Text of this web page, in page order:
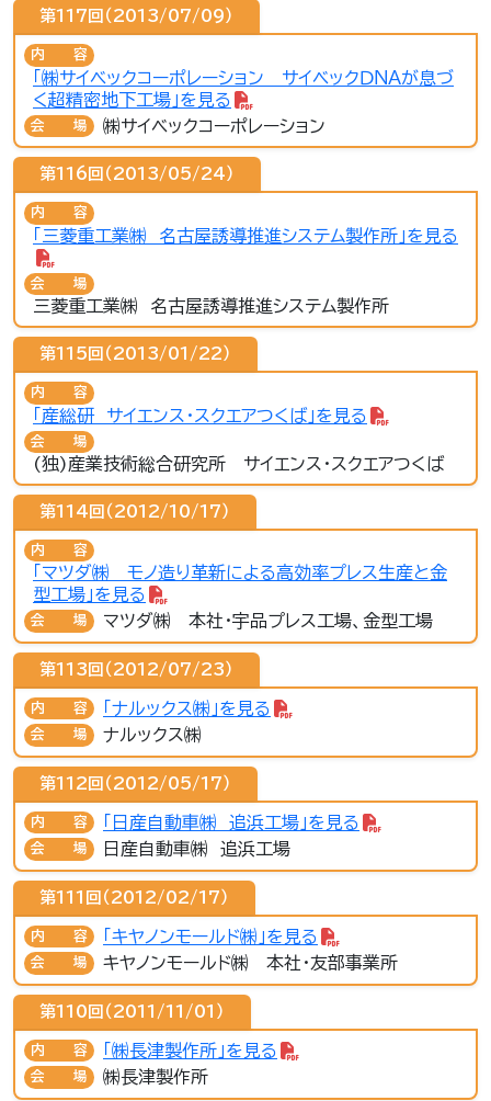
第117回（2013/07/09）
内容
「㈱サイベックコーポレーション サイベックＤＮＡが息づ
く超精密地下工場」を見る
会場 ㈱サイベックコーポレーション
第116回（2013/05/24）
内容
「三菱重工業㈱ 名古屋誘導推進システム製作所」を見る
会場
三菱重工業㈱ 名古屋誘導推進システム製作所
第115回（2013/01/22）
内容
「産総研 サイエンス・スクエアつくば」を見る
会場
(独)産業技術総合研究所 サイエンス・スクエアつくば
第114回（2012/10/17）
内容
「マツダ㈱ モノ造り革新による高効率プレス生産と金
型工場」を見る
会場 マツダ㈱ 本社・宇品プレス工場、金型工場
第113回（2012/07/23）
内容 「ナルックス㈱」を見る
会場 ナルックス㈱
第112回（2012/05/17）
内容 「日産自動車㈱ 追浜工場」を見る
会場 日産自動車㈱ 追浜工場
第111回（2012/02/17）
内容 「キヤノンモールド㈱」を見る
会場 キヤノンモールド㈱ 本社・友部事業所
第110回（2011/11/01）
内容 「㈱長津製作所」を見る
会場 ㈱長津製作所